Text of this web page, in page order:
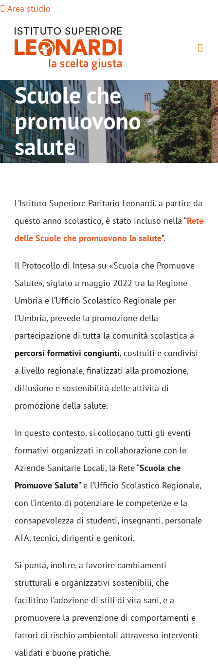
Salta
contenuto
Area studio
Scuole che
promuovono
salute
L’Istituto Superiore Paritario Leonardi, a partire da
questo anno scolastico, è stato incluso nella “Rete
delle Scuole che promuovono la salute”.
Il Protocollo di Intesa su «Scuola che Promuove
Salute», siglato a maggio 2022 tra la Regione
Umbria e l’Ufficio Scolastico Regionale per
l’Umbria, prevede la promozione della
partecipazione di tutta la comunità scolastica a
percorsi formativi congiunti, costruiti e condivisi
a livello regionale, finalizzati alla promozione,
diffusione e sostenibilità delle attività di
promozione della salute.
In questo contesto, si collocano tutti gli eventi
formativi organizzati in collaborazione con le
Aziende Sanitarie Locali, la Rete “Scuola che
Promuove Salute” e l’Ufficio Scolastico Regionale,
con l’intento di potenziare le competenze e la
consapevolezza di studenti, insegnanti, personale
ATA, tecnici, dirigenti e genitori.
Si punta, inoltre, a favorire cambiamenti
strutturali e organizzativi sostenibili, che
facilitino l’adozione di stili di vita sani, e a
promuovere la prevenzione di comportamenti e
fattori di rischio ambientali attraverso interventi
validati e buone pratiche.